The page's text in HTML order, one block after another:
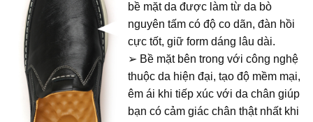
bề mặt da được làm từ da bò
nguyên tấm có độ co dãn, đàn hồi
cực tốt, giữ form dáng lâu dài.
➢ Bề mặt bên trong với công nghệ
thuộc da hiện đại, tạo độ mềm mại,
êm ái khi tiếp xúc với da chân giúp
bạn có cảm giác chân thật nhất khi